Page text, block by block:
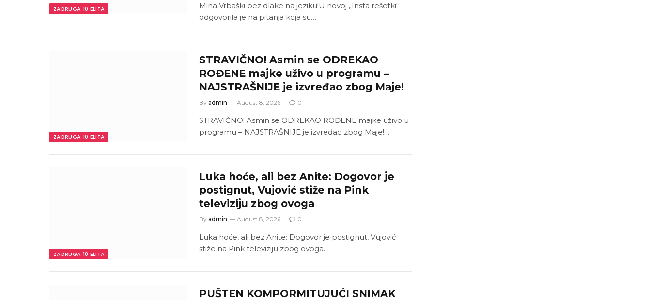
ZADRUGA 10 ELITA
Mina Vrbaški bez dlake na jeziku!U novoj „Insta rešetki“
odgovorila je na pitanja koja su…
ZADRUGA 10 ELITA
STRAVIČNO! Asmin se ODREKAO
ROĐENE majke uživo u programu –
NAJSTRAŠNIJE je izvređao zbog Maje!
By admin August 8, 2026 0
STRAVIČNO! Asmin se ODREKAO ROĐENE majke uživo u
programu – NAJSTRAŠNIJE je izvređao zbog Maje!…
ZADRUGA 10 ELITA
Luka hoće, ali bez Anite: Dogovor je
postignut, Vujović stiže na Pink
televiziju zbog ovoga
By admin August 8, 2026 0
Luka hoće, ali bez Anite: Dogovor je postignut, Vujović
stiže na Pink televiziju zbog ovoga…
PUŠTEN KOMPORMITUJUĆI SNIMAK